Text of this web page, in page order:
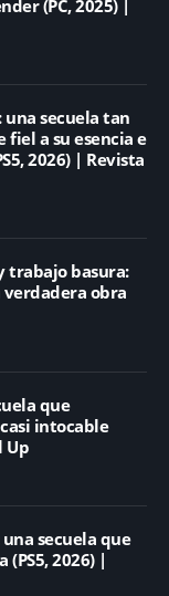
(PC, 2025) |
una secuela tan
fiel a su esencia e
2026) | Revista
trabajo basura:
verdadera obra
que
intocable
Up
secuela que
2026) |